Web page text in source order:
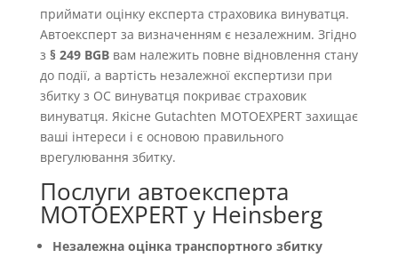
приймати оцінку експерта страховика винуватця.
Автоексперт за визначенням є незалежним. Згідно
з § 249 BGBвам належить повне відновлення стану
до події, а вартість незалежної експертизи при
збитку з OC винуватця покриває страховик
винуватця. Якісне Gutachten MOTOEXPERT захищає
ваші інтереси і є основою правильного
врегулювання збитку.
Послуги автоексперта
MOTOEXPERT у Heinsberg
Незалежна оцінка транспортного збитку